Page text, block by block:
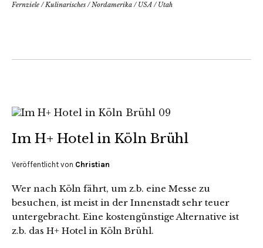
Fernziele /Kulinarisches /Nordamerika / USA / Utah
Im H+ Hotel in Köln Brühl
Veröffentlicht von Christian
Wer nach Köln fährt, um z.b. eine Messe zu
besuchen, ist meist in der Innenstadt sehr teuer
untergebracht. Eine kostengünstige Alternative ist
z.b. das H+ Hotel in Köln Brühl.